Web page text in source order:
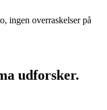
ingen overraskelser på
udforsker.